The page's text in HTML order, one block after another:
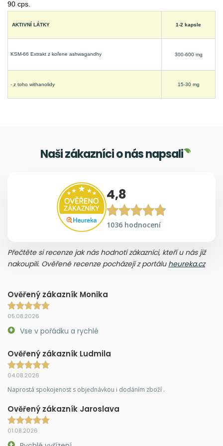
90 cps.
AKTIVNÍ LÁTKY 1-2 kapsle
KSM-66 Extrakt z kořene ashwagandhy 300-600 mg
- z toho withanolidy 15-30 mg
Naši zákazníci o nás napsali
4,8
1036 hodnocení
Přečtěte si recenze jak nás hodnotí zákazníci, kteří u nás již
nakoupili. Ověřené recenze pocházejí z portálu heureka.cz
Ověřený zákazník Monika
05.08.2026
Vse v pořádku a rychlé
Ověřený zákazník Ludmila
04.08.2026
Naprostá spokojenost s objednávkou i dodáním zboží .
Ověřený zákazník Jaroslava
01.08.2026